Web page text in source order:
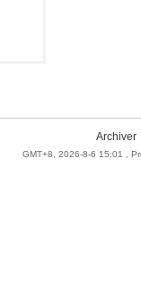
Archiver
GMT+8, 2026-8-6 15:01 ,